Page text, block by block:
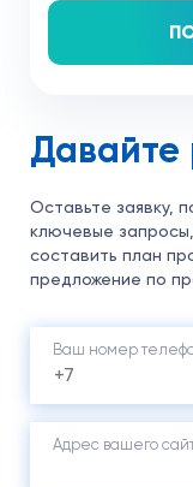
Давайте
Оставьте заявку,
ключевые
составить план
предложение по
Ваш номер
Адрес вашего